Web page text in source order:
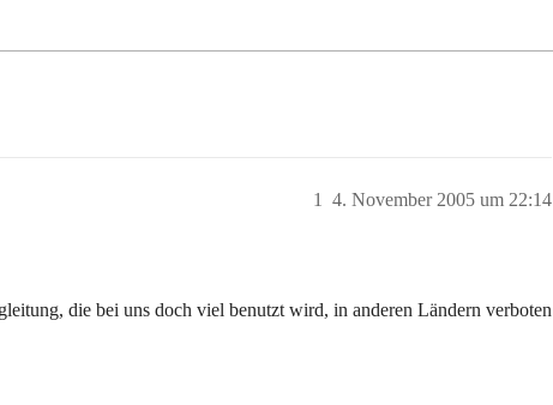
4. November 2005 um 22:14
1
die bei uns doch viel benutzt wird, in anderen Ländern verboten